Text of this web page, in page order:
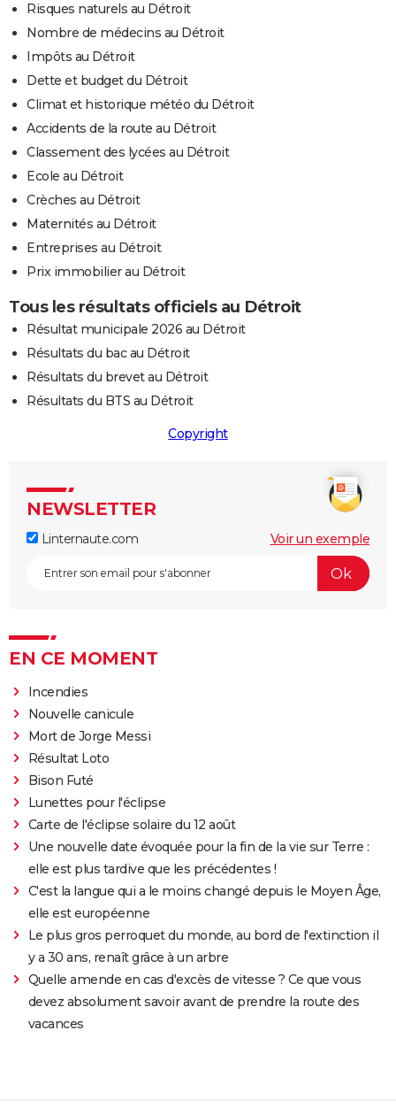
Risques naturels au Détroit
Nombre de médecins au Détroit
Impôts au Détroit
Dette et budget du Détroit
Climat et historique météo du Détroit
Accidents de la route au Détroit
Classement des lycées au Détroit
Ecole au Détroit
Crèches au Détroit
Maternités au Détroit
Entreprises au Détroit
Prix immobilier au Détroit
Tous les résultats officiels au Détroit
Résultat municipale 2026 au Détroit
Résultats du bac au Détroit
Résultats du brevet au Détroit
Résultats du BTS au Détroit
Copyright
NEWSLETTER
Linternaute.com Voir un exemple
EN CE MOMENT
Incendies
Nouvelle canicule
Mort de Jorge Messi
Résultat Loto
Bison Futé
Lunettes pour l'éclipse
Carte de l'éclipse solaire du 12 août
Une nouvelle date évoquée pour la fin de la vie sur Terre :
elle est plus tardive que les précédentes !
C'est la langue qui a le moins changé depuis le Moyen Âge,
elle est européenne
Le plus gros perroquet du monde, au bord de l'extinction il
y a 30 ans, renaît grâce à un arbre
Quelle amende en cas d'excès de vitesse ? Ce que vous
devez absolument savoir avant de prendre la route des
vacances